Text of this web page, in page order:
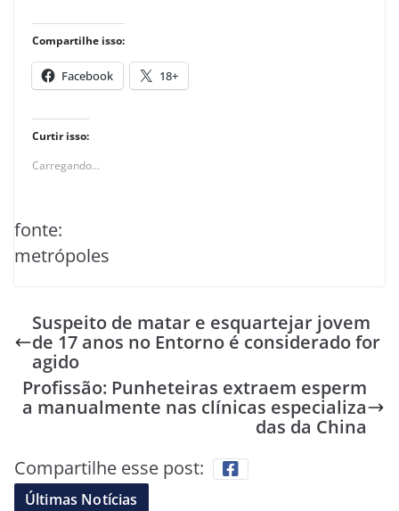
Compartilhe isso:
Facebook 18+
Curtir isso:
Carregando...
fonte:
metrópoles
Suspeito de matar e esquartejar jovem
de 17 anos no Entorno é considerado for
agido
Profissão: Punheteiras extraem esperm
a manualmente nas clínicas especializa
das da China
Compartilhe esse post:
Últimas Notícias